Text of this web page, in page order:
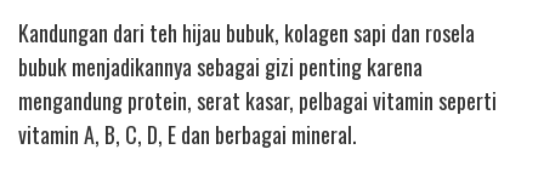
Kandungan dari teh hijau bubuk, kolagen sapi dan rosela
bubuk menjadikannya sebagai gizi penting karena
mengandung protein, serat kasar, pelbagai vitamin seperti
vitamin A, B, C, D, E dan berbagai mineral.